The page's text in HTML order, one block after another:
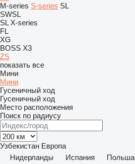
M-series S-series SL
SWSL
SL X-series
FL
XG
BOSS X3
ZS
показать все
Мини
Мини
Гусеничный ход
Гусеничный ход
Место расположения
Поиск по радиусу
Узбекистан Европа
Нидерланды
Испания Польша